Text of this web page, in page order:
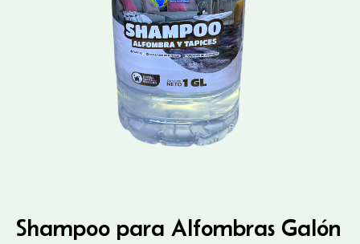
Shampoo para Alfombras Galón